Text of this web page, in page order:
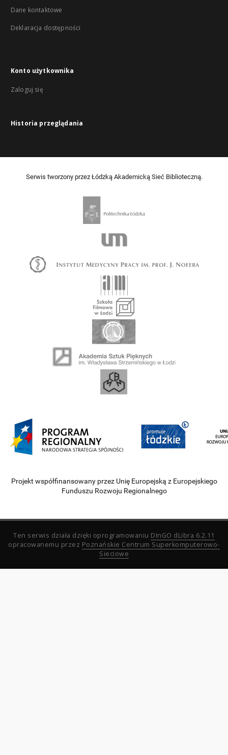
Dane kontaktowe
Deklaracja dostępności
Konto użytkownika
Zaloguj się
Historia przeglądania
Serwis tworzony przez Łódzką Akademicką Sieć Biblioteczną.
Projekt współfinansowany przez Unię Europejską z Europejskiego
Funduszu Rozwoju Regionalnego
Ten serwis działa dzięki oprogramowaniu DInGO dLibra 6.2.11
opracowanemu przez Poznańskie Centrum Superkomputerowo-
Sieciowe